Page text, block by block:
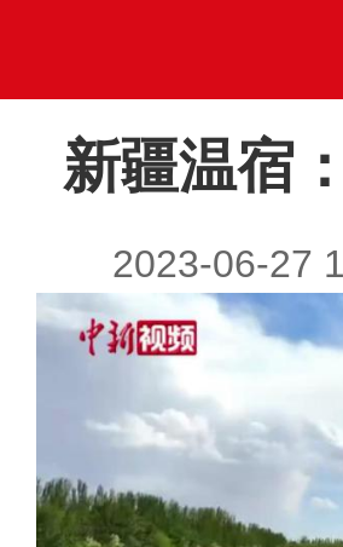
新疆温宿
2023-06-27